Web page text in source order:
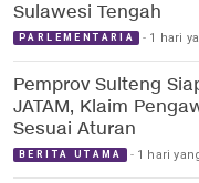
Sulawesi Tengah
PARLEMENTARIA 1 hari
Pemprov Sulteng
JATAM, Klaim
Sesuai Aturan
BERITA UTAMA 1 hari